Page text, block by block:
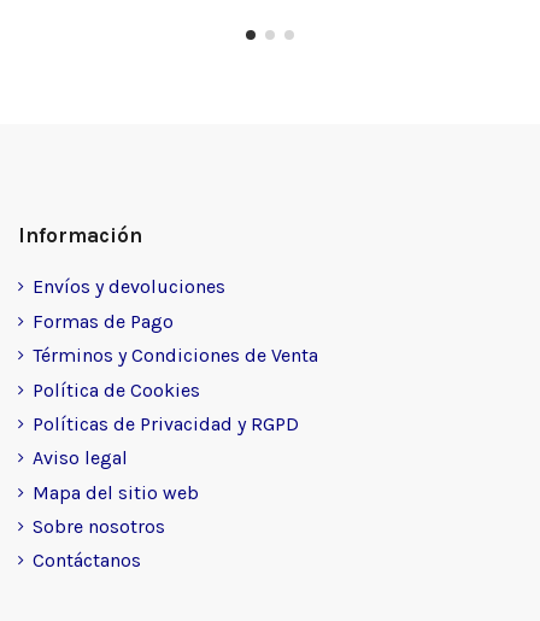
Información
Envíos y devoluciones
Formas de Pago
Términos y Condiciones de Venta
Política de Cookies
Políticas de Privacidad y RGPD
Aviso legal
Mapa del sitio web
Sobre nosotros
Contáctanos